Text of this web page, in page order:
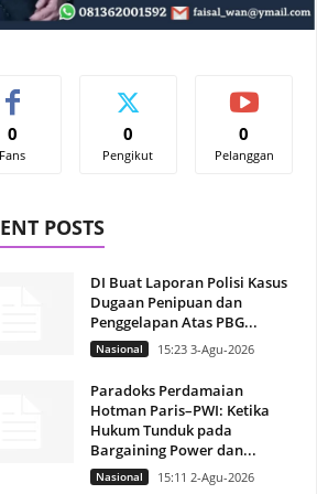
0
Fans
0
Pengikut
0
Pelanggan
POSTS
DI Buat Laporan Polisi Kasus
Dugaan Penipuan dan
Penggelapan Atas PBG...
Nasional 15:23 3-Agu-2026
Paradoks Perdamaian
Hotman Paris–PWI: Ketika
Hukum Tunduk pada
Bargaining Power dan...
Nasional 15:11 2-Agu-2026